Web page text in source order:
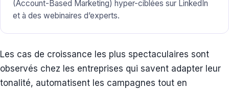
(Account-Based Marketing) hyper-ciblées sur LinkedIn
et à des webinaires d’experts.
Les cas de croissance les plus spectaculaires sont
observés chez les entreprises qui savent adapter leur
tonalité, automatisent les campagnes tout en